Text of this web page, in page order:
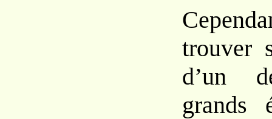
trouver
d’un
grands